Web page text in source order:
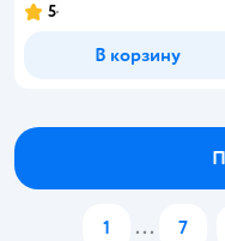
5
В корзину
1 ... 7